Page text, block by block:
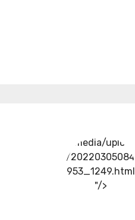
../media/upload
/20220305084
953_1249.html
"/>